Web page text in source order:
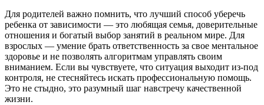
Для родителей важно помнить, что лучший способ уберечь
ребенка от зависимости — это любящая семья, доверительные
отношения и богатый выбор занятий в реальном мире. Для
взрослых — умение брать ответственность за свое ментальное
здоровье и не позволять алгоритмам управлять своим
вниманием. Если вы чувствуете, что ситуация выходит из-под
контроля, не стесняйтесь искать профессиональную помощь.
Это не стыдно, это разумный шаг навстречу качественной
жизни.